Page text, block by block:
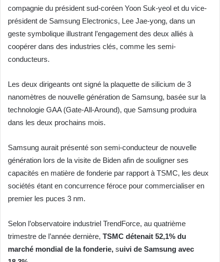
compagnie du président sud-coréen Yoon Suk-yeol et du vice-
président de Samsung Electronics, Lee Jae-yong, dans un
geste symbolique illustrant l’engagement des deux alliés à
coopérer dans des industries clés, comme les semi-
conducteurs.
Les deux dirigeants ont signé la plaquette de silicium de 3
nanomètres de nouvelle génération de Samsung, basée sur la
technologie GAA (Gate-All-Around), que Samsung produira
dans les deux prochains mois.
Samsung aurait présenté son semi-conducteur de nouvelle
génération lors de la visite de Biden afin de souligner ses
capacités en matière de fonderie par rapport à TSMC, les deux
sociétés étant en concurrence féroce pour commercialiser en
premier les puces 3 nm.
Selon l’observatoire industriel TrendForce, au quatrième
trimestre de l’année dernière, TSMC détenait 52,1% du
marché mondial de la fonderie, suivi de Samsung avec